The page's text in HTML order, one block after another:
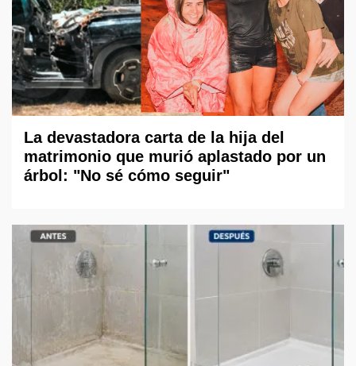
La devastadora carta de la hija del
matrimonio que murió aplastado por un
árbol: "No sé cómo seguir"